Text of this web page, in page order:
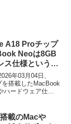
A18 Proチップ
Neoは8GB
ス仕様という制
による
ンの構築には
が必要だと発
年03月04日、
搭載したMacBook
ハードウェア仕様
もWindows 11仮想
ないだろうと発表
載のMacや